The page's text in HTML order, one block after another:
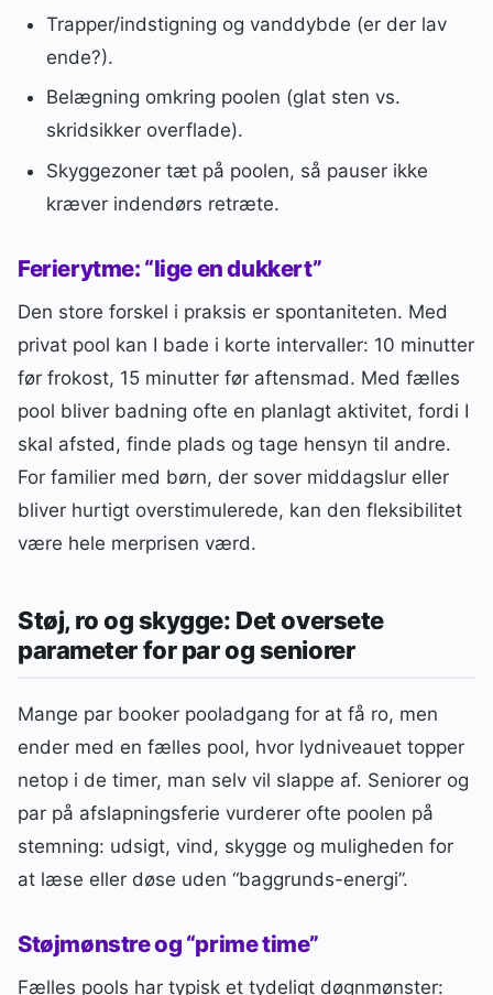
Trapper/indstigning og vanddybde (er der lav
ende?).
Belægning omkring poolen (glat sten vs.
skridsikker overflade).
Skyggezoner tæt på poolen, så pauser ikke
kræver indendørs retræte.
Ferierytme: “lige en dukkert”
Den store forskel i praksis er spontaniteten. Med
privat pool kan I bade i korte intervaller: 10 minutter
før frokost, 15 minutter før aftensmad. Med fælles
pool bliver badning ofte en planlagt aktivitet, fordi I
skal afsted, finde plads og tage hensyn til andre.
For familier med børn, der sover middagslur eller
bliver hurtigt overstimulerede, kan den fleksibilitet
være hele merprisen værd.
Støj, ro og skygge: Det oversete
parameter for par og seniorer
Mange par booker pooladgang for at få ro, men
ender med en fælles pool, hvor lydniveauet topper
netop i de timer, man selv vil slappe af. Seniorer og
par på afslapningsferie vurderer ofte poolen på
stemning: udsigt, vind, skygge og muligheden for
at læse eller døse uden “baggrunds-energi”.
Støjmønstre og “prime time”
Fælles pools har typisk et tydeligt døgnmønster: